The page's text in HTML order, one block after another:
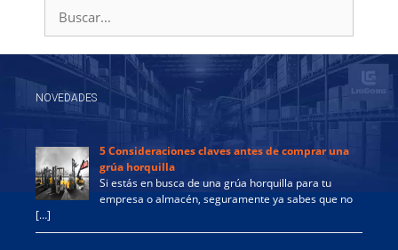
NOVEDADES
5 Consideraciones claves antes de comprar una
grúa horquilla
Si estás en busca de una grúa horquilla para tu
empresa o almacén, seguramente ya sabes que no
[…]